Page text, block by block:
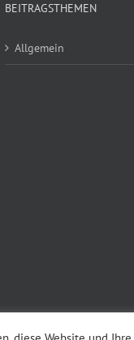
BEITRAGSTHEMEN
Allgemein